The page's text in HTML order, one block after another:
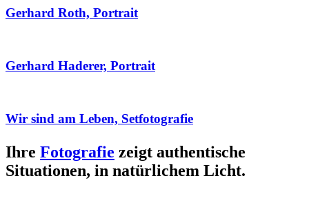
Gerhard Roth, Portrait
Gerhard Haderer, Portrait
Wir sind am Leben, Setfotografie
Ihre Fotografie zeigt authentische
Situationen, in natürlichem Licht.